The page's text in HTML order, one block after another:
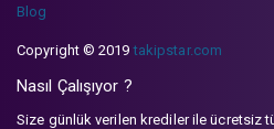
Blog
Copyright © 2019takipstar.com
Nasıl Çalışıyor ?
Size günlük verilen krediler ile ücretsiz